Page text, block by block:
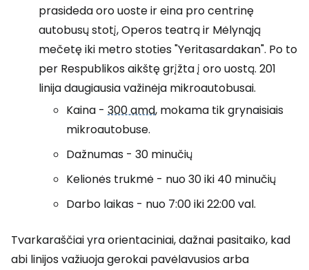
prasideda oro uoste ir eina pro centrinę
autobusų stotį, Operos teatrą ir Mėlynąją
mečetę iki metro stoties "Yeritasardakan". Po to
per Respublikos aikštę grįžta į oro uostą. 201
linija daugiausia važinėja mikroautobusai.
Kaina - 300 amd, mokama tik grynaisiais
mikroautobuse.
Dažnumas - 30 minučių
Kelionės trukmė - nuo 30 iki 40 minučių
Darbo laikas - nuo 7:00 iki 22:00 val.
Tvarkaraščiai yra orientaciniai, dažnai pasitaiko, kad
abi linijos važiuoja gerokai pavėlavusios arba